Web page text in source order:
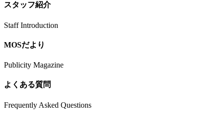
スタッフ紹介
Staff Introduction
MOSだより
Publicity Magazine
よくある質問
Frequently Asked Questions